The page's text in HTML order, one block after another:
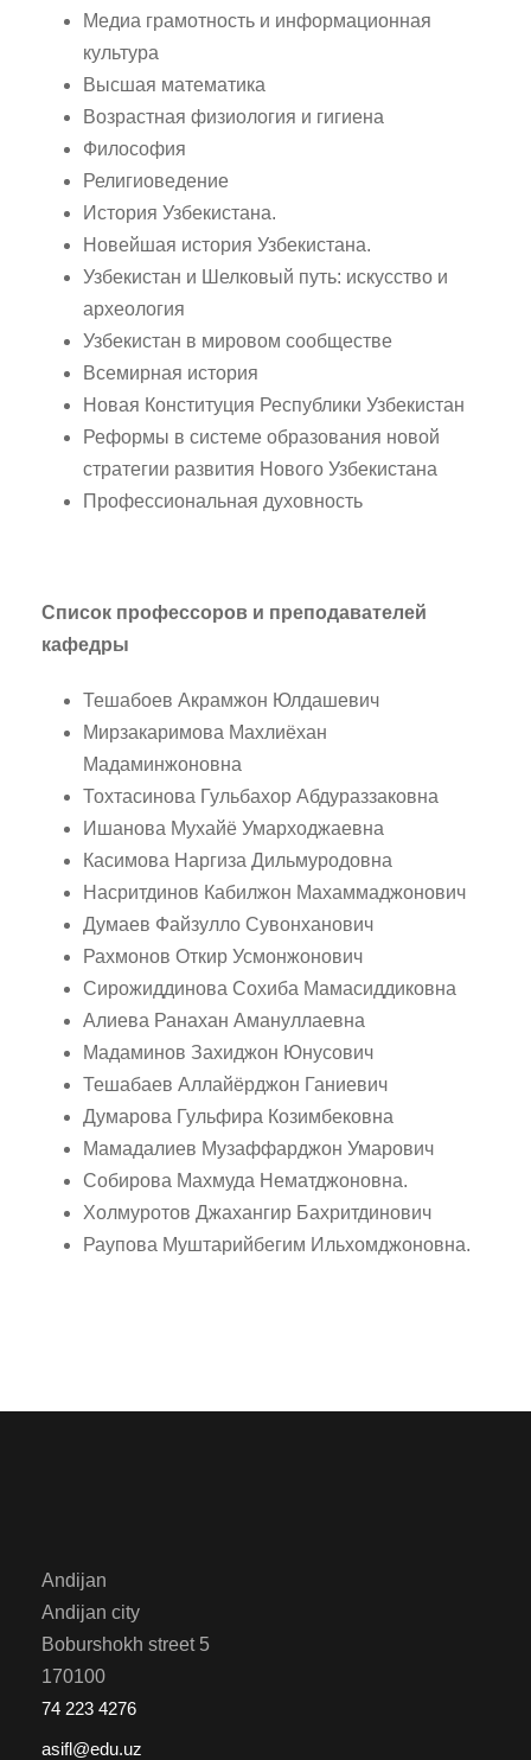
Медиа грамотность и информационная
культура
Высшая математика
Возрастная физиология и гигиена
Философия
Религиоведение
История Узбекистана.
Новейшая история Узбекистана.
Узбекистан и Шелковый путь: искусство и
археология
Узбекистан в мировом сообществе
Всемирная история
Новая Конституция Республики Узбекистан
Реформы в системе образования новой
стратегии развития Нового Узбекистана
Профессиональная духовность
Список профессоров и преподавателей
кафедры
Тешабоев Акрамжон Юлдашевич
Мирзакаримова Махлиёхан
Мадаминжоновна
Тохтасинова Гульбахор Абдураззаковна
Ишанова Мухайё Умарходжаевна
Касимова Наргиза Дильмуродовна
Насритдинов Кабилжон Махаммаджонович
Думаев Файзулло Сувонханович
Рахмонов Откир Усмонжонович
Сирожиддинова Сохиба Мамасиддиковна
Алиева Ранахан Амануллаевна
Мадаминов Захиджон Юнусович
Тешабаев Аллайёрджон Ганиевич
Думарова Гульфира Козимбековна
Мамадалиев Музаффарджон Умарович
Собирова Махмуда Нематджоновна.
Холмуротов Джахангир Бахритдинович
Раупова Муштарийбегим Ильхомджоновна.
Andijan
Andijan city
Boburshokh street 5
170100
74 223 4276
asifl@edu.uz